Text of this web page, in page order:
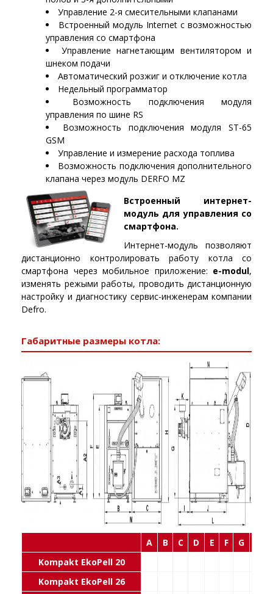
Управление 2-я смесительными клапанами
Встроенный модуль Internet с возможностью
управления со смартфона
Управление нагнетающим вентилятором и
шнеком подачи
Автоматический розжиг и отключение котла
Недельный программатор
Возможность подключения модуля
управления по шине RS
Возможность подключения модуля ST-65
GSM
Управление и измерение расхода топлива
Возможность подключения дополнительного
клапана через модуль DERFO MZ
Встроенный интернет-
модуль для управления со
смартфона.
Интернет-модуль позволяют
дистанционно контролировать работу котла со
смартфона через мобильное приложение: e-modul,
изменять режыми работы, проводить дистанционную
настройку и диагностику сервис-инженерам компании
Defro.
Габаритные размеры котла:
A B C D E F G
Kompakt EkoPell 20
Kompakt EkoPell 26